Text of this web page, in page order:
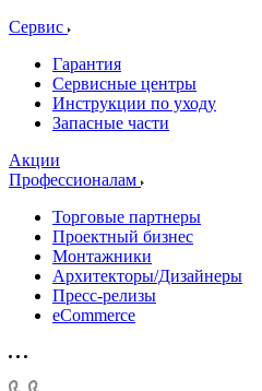
Сервис
Гарантия
Сервисные центры
Инструкции по уходу
Запасные части
Акции
Профессионалам
Торговые партнеры
Проектный бизнес
Монтажники
Архитекторы/Дизайнеры
Пресс-релизы
eCommerce